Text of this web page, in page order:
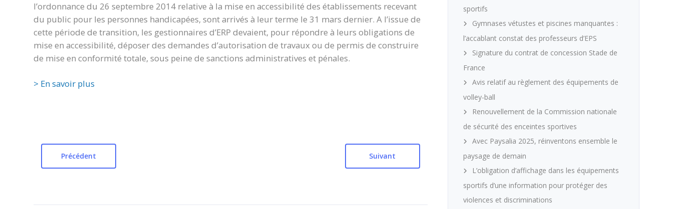
l’ordonnance du 26 septembre 2014 relative à la mise en accessibilité des établissements recevant
du public pour les personnes handicapées, sont arrivés à leur terme le 31 mars dernier. A l’issue de
cette période de transition, les gestionnaires d’ERP devaient, pour répondre à leurs obligations de
mise en accessibilité, déposer des demandes d’autorisation de travaux ou de permis de construire
de mise en conformité totale, sous peine de sanctions administratives et pénales.
> En savoir plus
Précédent Suivant
sportifs
Gymnases vétustes et piscines manquantes :
l’accablant constat des professeurs d’EPS
Signature du contrat de concession Stade de
France
Avis relatif au règlement des équipements de
volley-ball
Renouvellement de la Commission nationale
de sécurité des enceintes sportives
Avec Paysalia 2025, réinventons ensemble le
paysage de demain
L’obligation d’affichage dans les équipements
sportifs d’une information pour protéger des
violences et discriminations